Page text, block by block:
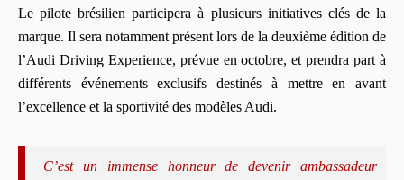
Le pilote brésilien participera à plusieurs initiatives clés de la
marque. Il sera notamment présent lors de la deuxième édition de
l’Audi Driving Experience, prévue en octobre, et prendra part à
différents événements exclusifs destinés à mettre en avant
l’excellence et la sportivité des modèles Audi.
C’est un immense honneur de devenir ambassadeur